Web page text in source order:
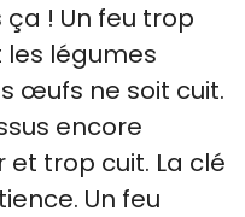
! Un feu trop
légumes
œufs ne soit cuit.
encore
trop cuit. La clé
Un feu